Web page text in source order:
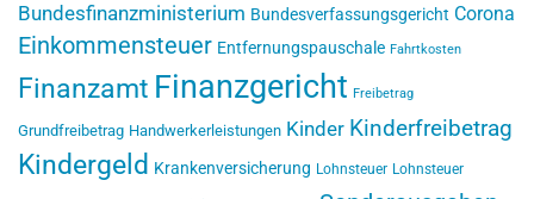
Bundesfinanzministerium Bundesverfassungsgericht Corona
Einkommensteuer Entfernungspauschale Fahrtkosten
Finanzamt Finanzgericht Freibetrag
Grundfreibetrag Handwerkerleistungen Kinder Kinderfreibetrag
Kindergeld Krankenversicherung Lohnsteuer Lohnsteuer